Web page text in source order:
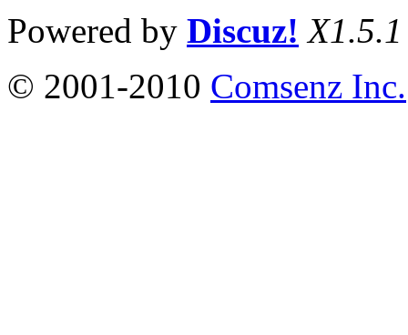
Powered by Discuz! X1.5.1
© 2001-2010 Comsenz Inc.